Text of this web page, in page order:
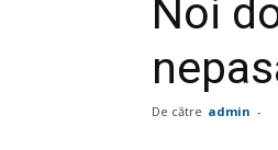
Noi
De către admin -